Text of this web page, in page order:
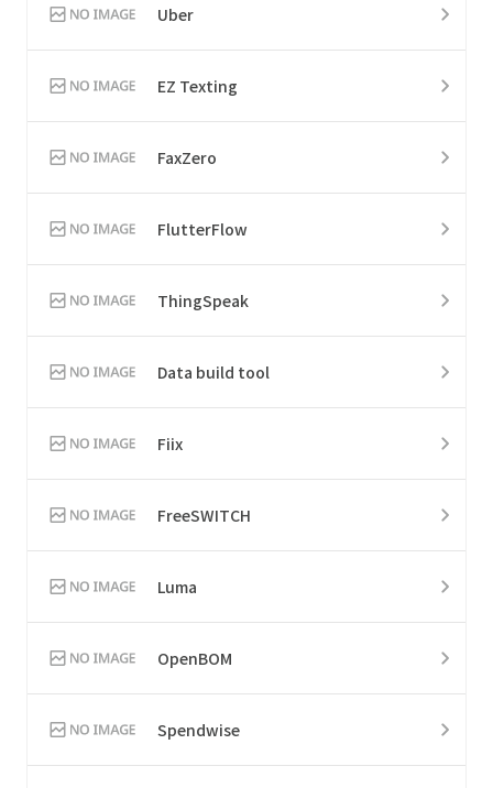
Uber
EZ Texting
FaxZero
FlutterFlow
ThingSpeak
Data build tool
Fiix
FreeSWITCH
Luma
OpenBOM
Spendwise